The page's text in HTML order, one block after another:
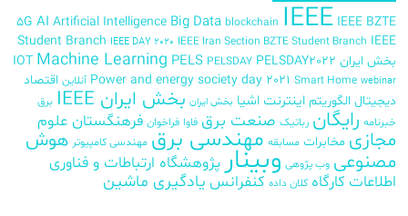
5G AI Artificial Intelligence Big Data blockchain IEEE IEEE BZTE
Student Branch IEEE DAY 2020 IEEE Iran Section BZTE Student Branch IEEE
بخش ایران
IOT Machine Learning PELS PELSDAY PELSDAY2022
Power and energy society day 2021 Smart Home webinar آنلاین اقتصاد
دیجیتال الگوریتم اینترنت اشیا بخش ایران بخش ایران IEEE
برق
خبرنامه رایگان رباتیک صنعت برق فاوا فراخوان فرهنگستان علوم
مجازی مخابرات مسابقه مهندسی برق مهندسی کامپیوتر هوش
مصنوعی وب پژوهی وبینارپژوهشگاه ارتباطات و فناوری
اطلاعات کارگاه کلان داده کنفرانس یادگیری ماشین